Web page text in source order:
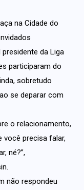
na Cidade do
da Liga
participaram do
sobretudo
se deparar com
o relacionamento,
você precisa falar,
né?”,
não respondeu